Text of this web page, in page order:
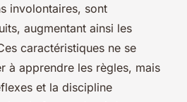
involontaires, sont
augmentant ainsi les
caractéristiques ne se
à apprendre les règles, mais
et la discipline